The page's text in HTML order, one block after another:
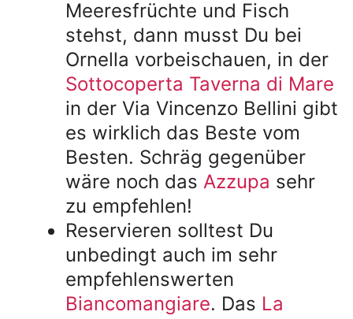
Meeresfrüchte und Fisch
stehst, dann musst Du bei
Ornella vorbeischauen, in der
Sottocoperta Taverna di Mare
in der Via Vincenzo Bellini gibt
es wirklich das Beste vom
Besten. Schräg gegenüber
wäre noch das Azzupa sehr
zu empfehlen!
Reservieren solltest Du
unbedingt auch im sehr
empfehlenswerten
Biancomangiare. Das La